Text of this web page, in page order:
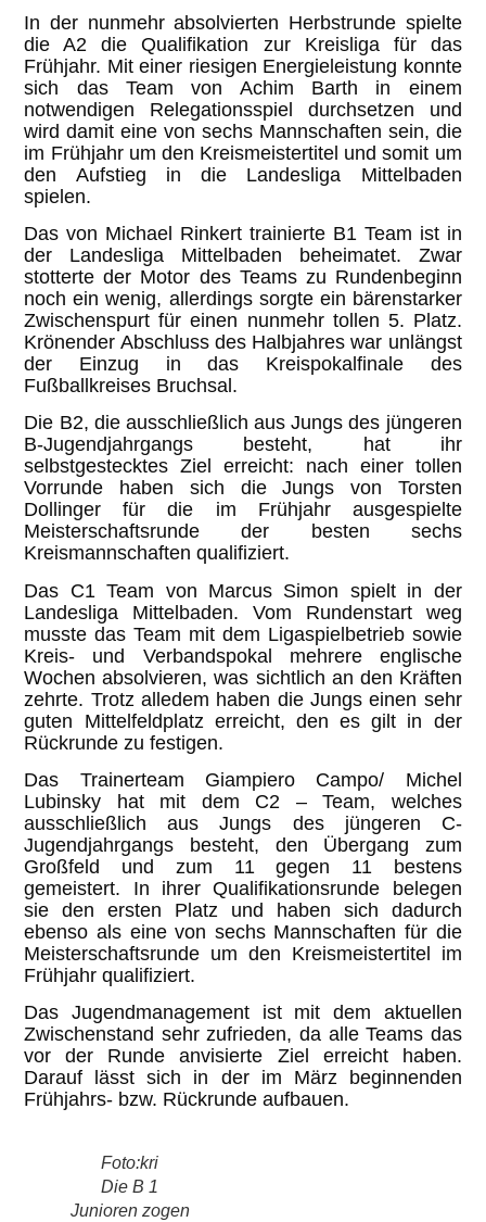
In der nunmehr absolvierten Herbstrunde spielte
die A2 die Qualifikation zur Kreisliga für das
Frühjahr. Mit einer riesigen Energieleistung konnte
sich das Team von Achim Barth in einem
notwendigen Relegationsspiel durchsetzen und
wird damit eine von sechs Mannschaften sein, die
im Frühjahr um den Kreismeistertitel und somit um
den Aufstieg in die Landesliga Mittelbaden
spielen.
Das von Michael Rinkert trainierte B1 Team ist in
der Landesliga Mittelbaden beheimatet. Zwar
stotterte der Motor des Teams zu Rundenbeginn
noch ein wenig, allerdings sorgte ein bärenstarker
Zwischenspurt für einen nunmehr tollen 5. Platz.
Krönender Abschluss des Halbjahres war unlängst
der Einzug in das Kreispokalfinale des
Fußballkreises Bruchsal.
Die B2, die ausschließlich aus Jungs des jüngeren
B-Jugendjahrgangs besteht, hat ihr
selbstgestecktes Ziel erreicht: nach einer tollen
Vorrunde haben sich die Jungs von Torsten
Dollinger für die im Frühjahr ausgespielte
Meisterschaftsrunde der besten sechs
Kreismannschaften qualifiziert.
Das C1 Team von Marcus Simon spielt in der
Landesliga Mittelbaden. Vom Rundenstart weg
musste das Team mit dem Ligaspielbetrieb sowie
Kreis- und Verbandspokal mehrere englische
Wochen absolvieren, was sichtlich an den Kräften
zehrte. Trotz alledem haben die Jungs einen sehr
guten Mittelfeldplatz erreicht, den es gilt in der
Rückrunde zu festigen.
Das Trainerteam Giampiero Campo/ Michel
Lubinsky hat mit dem C2 – Team, welches
ausschließlich aus Jungs des jüngeren C-
Jugendjahrgangs besteht, den Übergang zum
Großfeld und zum 11 gegen 11 bestens
gemeistert. In ihrer Qualifikationsrunde belegen
sie den ersten Platz und haben sich dadurch
ebenso als eine von sechs Mannschaften für die
Meisterschaftsrunde um den Kreismeistertitel im
Frühjahr qualifiziert.
Das Jugendmanagement ist mit dem aktuellen
Zwischenstand sehr zufrieden, da alle Teams das
vor der Runde anvisierte Ziel erreicht haben.
Darauf lässt sich in der im März beginnenden
Frühjahrs- bzw. Rückrunde aufbauen.
Foto:kri
Die B 1
Junioren zogen